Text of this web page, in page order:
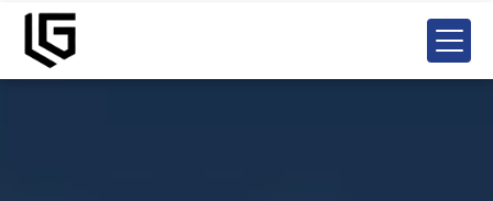
Panneau de gestion des cookies